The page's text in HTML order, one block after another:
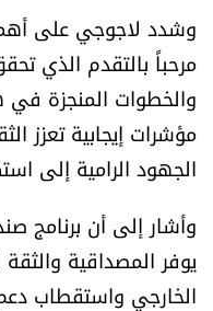
الرياضة
منوّعات
حظّك اليوم
للتاريخ
فيديو
وشدد لاجوجي على
مرحباً بالتقدم الذي
والخطوات المنجزة في
مؤشرات إيجابية تعزز
الجهود الرامية إلى
وأشار إلى أن برنامج
يوفر المصداقية
الخارجي واستقطاب